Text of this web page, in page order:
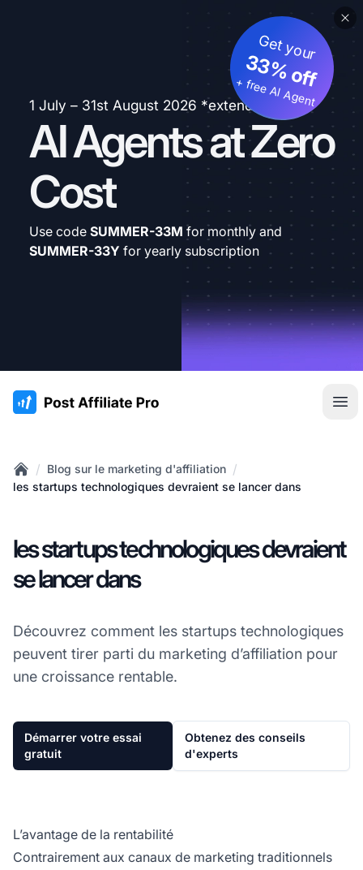
1 July – 31st August 2026 *extended
AI Agents at Zero
Cost
Get your
33% off
+ free AI Agent
Use code SUMMER-33M for monthly and
SUMMER-33Y for yearly subscription
:site.title
Home
/ Blog sur le marketing d'affiliation /
les startups technologiques devraient se lancer dans
les startups technologiques devraient
se lancer dans
Découvrez comment les startups technologiques
peuvent tirer parti du marketing d’affiliation pour
une croissance rentable.
Démarrer votre essai
gratuit
Obtenez des conseils
d'experts
L’avantage de la rentabilité
Contrairement aux canaux de marketing traditionnels